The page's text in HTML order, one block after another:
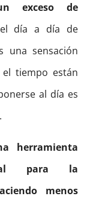
exceso de
día a día de
una sensación
tiempo están
al día es
herramienta
para la
menos